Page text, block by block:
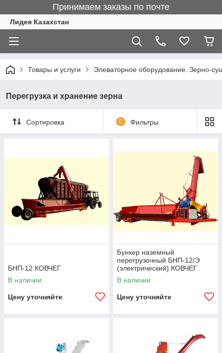
Принимаем заказы по почте
Лидея Казахстан
Товары и услуги Элеваторное оборудование. Зерно-
Перегрузка и хранение зерна
Сортировка 0 Фильтры
БНП-12 КОВЧЕГ
В наличии
Цену уточняйте
Бункер наземный
перегрузочный БНП-12/Э
(электрический) КОВЧЕГ
В наличии
Цену уточняйте